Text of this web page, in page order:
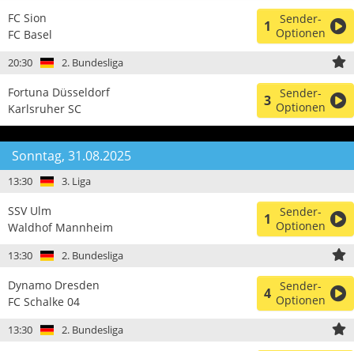
FC Sion
FC Basel
1
Sender-
Optionen
20:30 2. Bundesliga
Fortuna Düsseldorf
Karlsruher SC
3 Sender-
Optionen
Sonntag, 31.08.2025
13:30 3. Liga
SSV Ulm
Waldhof Mannheim
1
Sender-
Optionen
13:30 2. Bundesliga
Dynamo Dresden
FC Schalke 04
4 Sender-
Optionen
13:30 2. Bundesliga